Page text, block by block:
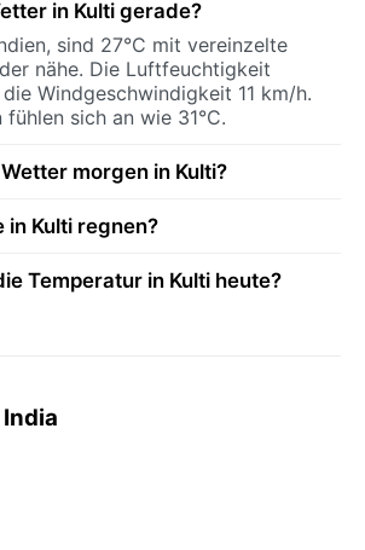
in Kulti gerade?
sind 27°C mit vereinzelte
nähe. Die Luftfeuchtigkeit
Windgeschwindigkeit 11 km/h.
sich an wie 31°C.
morgen in Kulti?
in Kulti regnen?
Temperatur in Kulti heute?